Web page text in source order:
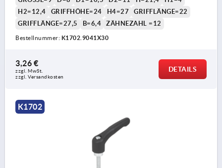
H2=12,4
GRIFFHÖHE=24 H4=27
GRIFFLÄNGE=22
GRIFFLÄNGE=27,5
B=6,4 ZÄHNEZAHL =12
Bestellnummer: K1702.9041X30
3,26 €
zzgl. MwSt.
zzgl. Versandkosten
DETAILS
K1702